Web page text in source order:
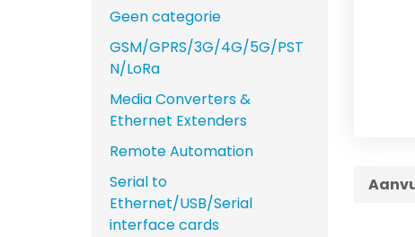
Geen categorie
GSM/GPRS/3G/4G/5G/PST
N/LoRa
Media Converters &
Ethernet Extenders
Remote Automation
Serial to
Ethernet/USB/Serial
interface cards